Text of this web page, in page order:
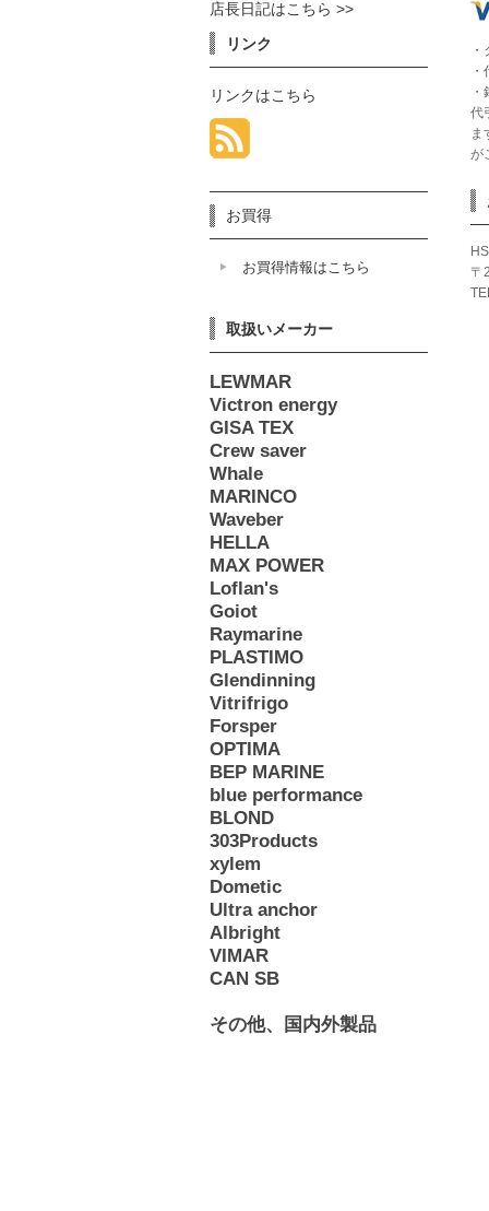
代
ま
が
〒
店長日記はこちら >>
リンク
リンクはこちら
お買得
お買得情報はこちら
取扱いメーカー
LEWMAR
Victron energy
GISA TEX
Crew saver
Whale
MARINCO
Waveber
HELLA
MAX POWER
Loflan's
Goiot
Raymarine
PLASTIMO
Glendinning
Vitrifrigo
Forsper
OPTIMA
BEP MARINE
blue performance
BLOND
303Products
xylem
Dometic
Ultra anchor
Albright
VIMAR
CAN SB
その他、国内外製品